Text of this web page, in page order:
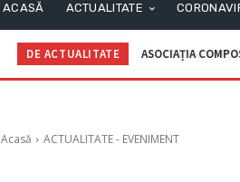
ACASĂ ACTUALITATE
DE ACTUALITATE ASOCIAȚIA
C.I.I. GOGOAŞĂ
Acasă ACTUALITATE - EVENIMENT